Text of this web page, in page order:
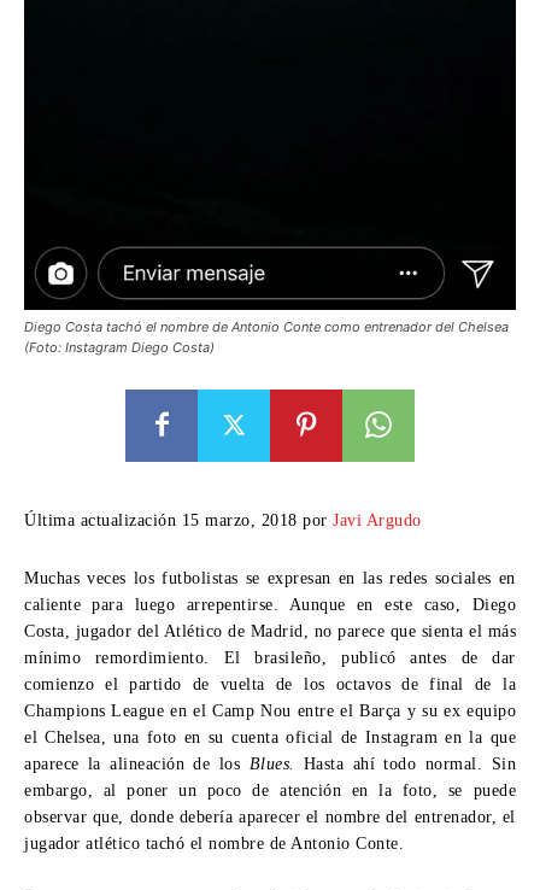
Diego Costa tachó el nombre de Antonio Conte como entrenador del Chelsea
(Foto: Instagram Diego Costa)
Última actualización 15 marzo, 2018 por Javi Argudo
Muchas veces los futbolistas se expresan en las redes sociales en
caliente para luego arrepentirse. Aunque en este caso, Diego
Costa, jugador del Atlético de Madrid, no parece que sienta el más
mínimo remordimiento. El brasileño, publicó antes de dar
comienzo el partido de vuelta de los octavos de final de la
Champions League en el Camp Nou entre el Barça y su ex equipo
el Chelsea, una foto en su cuenta oficial de Instagram en la que
aparece la alineación de los Blues. Hasta ahí todo normal. Sin
embargo, al poner un poco de atención en la foto, se puede
observar que, donde debería aparecer el nombre del entrenador, el
jugador atlético tachó el nombre de Antonio Conte.